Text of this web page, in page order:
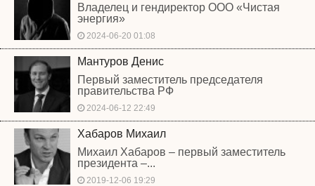
Владелец и гендиректор ООО «Чистая
энергия»
2024-06-20 01:08
Мантуров Денис
Первый заместитель председателя
правительства РФ
2024-06-12 22:49
Хабаров Михаил
Михаил Хабаров – первый заместитель
президента –...
2019-12-06 19:29